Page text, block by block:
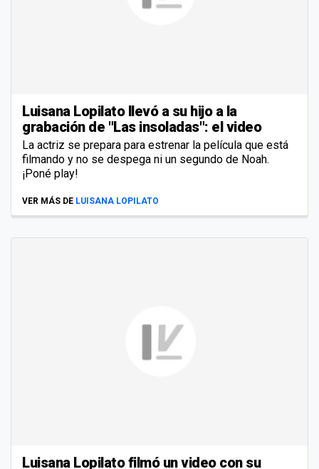
Luisana Lopilato llevó a su hijo a la
grabación de "Las insoladas": el video
La actriz se prepara para estrenar la película que está
filmando y no se despega ni un segundo de Noah.
¡Poné play!
VER MÁS DE LUISANA LOPILATO
Luisana Lopilato filmó un video con su